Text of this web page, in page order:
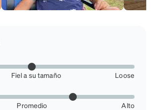
Fiel a su tamaño
Loose
Promedio Alto